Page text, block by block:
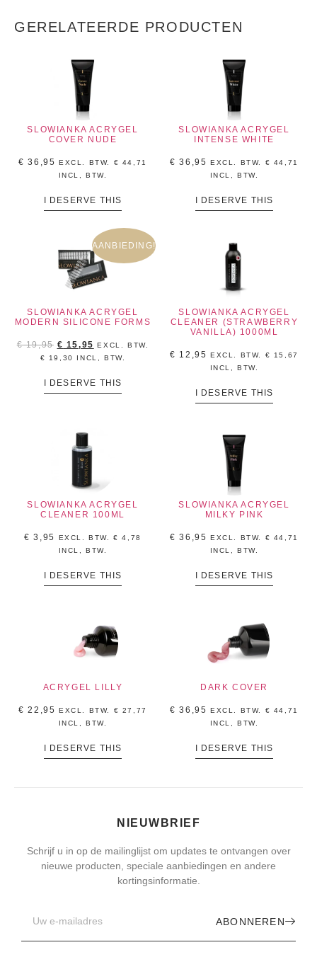
GERELATEERDE PRODUCTEN
SLOWIANKA ACRYGEL
COVER NUDE
€ 36,95 EXCL. BTW. € 44,71
INCL, BTW.
I DESERVE THIS
SLOWIANKA ACRYGEL
INTENSE WHITE
€ 36,95 EXCL. BTW. € 44,71
INCL, BTW.
I DESERVE THIS
AANBIEDING!
SLOWIANKA ACRYGEL
MODERN SILICONE FORMS
€19,95 € 15,95 EXCL. BTW.
€
19,30 INCL, BTW.
I DESERVE THIS
SLOWIANKA ACRYGEL
CLEANER (STRAWBERRY
VANILLA) 1000ML
€ 12,95 EXCL. BTW. €
15,67
INCL, BTW.
I DESERVE THIS
SLOWIANKA ACRYGEL
CLEANER 100ML
€ 3,95 EXCL. BTW.€ 4,78
INCL, BTW.
I DESERVE THIS
SLOWIANKA ACRYGEL
MILKY PINK
€ 36,95 EXCL. BTW. € 44,71
INCL, BTW.
I DESERVE THIS
ACRYGEL LILLY
€ 22,95 EXCL. BTW. € 27,77
INCL, BTW.
I DESERVE THIS
DARK COVER
€ 36,95 EXCL. BTW. € 44,71
INCL, BTW.
I DESERVE THIS
NIEUWBRIEF
Schrijf u in op de mailinglijst om updates te ontvangen over
nieuwe producten, speciale aanbiedingen en andere
kortingsinformatie.
ABONNEREN